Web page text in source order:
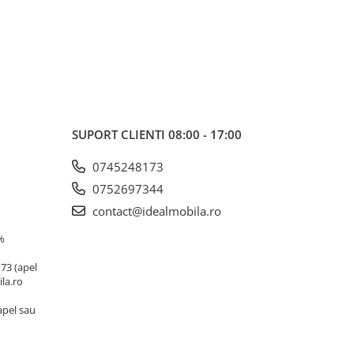
(apel
sau
SUPORT CLIENTI 08:00 - 17:00
0745248173
0752697344
contact@idealmobila.ro